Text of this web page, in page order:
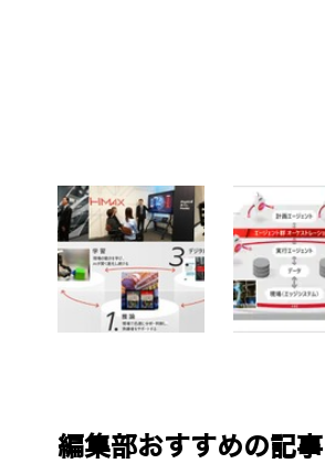
編集部おすすめの記事